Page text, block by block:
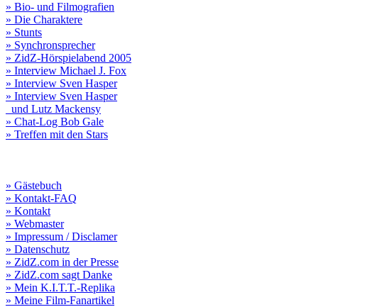
» Bio- und Filmografien
» Die Charaktere
» Stunts
» Synchronsprecher
» ZidZ-Hörspielabend 2005
» Interview Michael J. Fox
» Interview Sven Hasper
» Interview Sven Hasper
und Lutz Mackensy
» Chat-Log Bob Gale
» Treffen mit den Stars
» Gästebuch
» Kontakt-FAQ
» Kontakt
» Webmaster
» Impressum / Disclamer
» Datenschutz
» ZidZ.com in der Presse
» ZidZ.com sagt Danke
» Mein K.I.T.T.-Replika
» Meine Film-Fanartikel